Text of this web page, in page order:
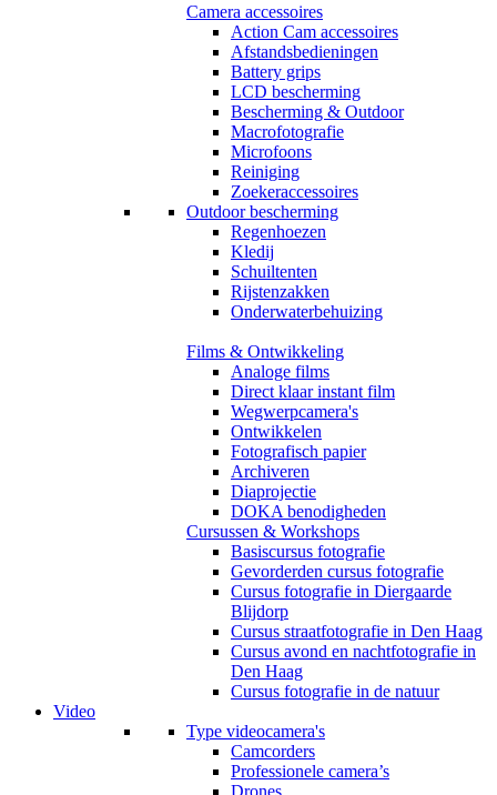
Camera accessoires
Action Cam accessoires
Afstandsbedieningen
Battery grips
LCD bescherming
Bescherming & Outdoor
Macrofotografie
Microfoons
Reiniging
Zoekeraccessoires
Outdoor bescherming
Regenhoezen
Kledij
Schuiltenten
Rijstenzakken
Onderwaterbehuizing
Films & Ontwikkeling
Analoge films
Direct klaar instant film
Wegwerpcamera's
Ontwikkelen
Fotografisch papier
Archiveren
Diaprojectie
DOKA benodigheden
Cursussen & Workshops
Basiscursus fotografie
Gevorderden cursus fotografie
Cursus fotografie in Diergaarde
Blijdorp
Cursus straatfotografie in Den Haag
Cursus avond en nachtfotografie in
Den Haag
Cursus fotografie in de natuur
Video
Type videocamera's
Camcorders
Professionele camera’s
Drones